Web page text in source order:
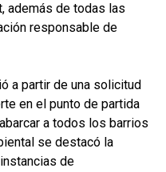
además de todas las
responsable de
a partir de una solicitud
en el punto de partida
a todos los barrios
se destacó la
de